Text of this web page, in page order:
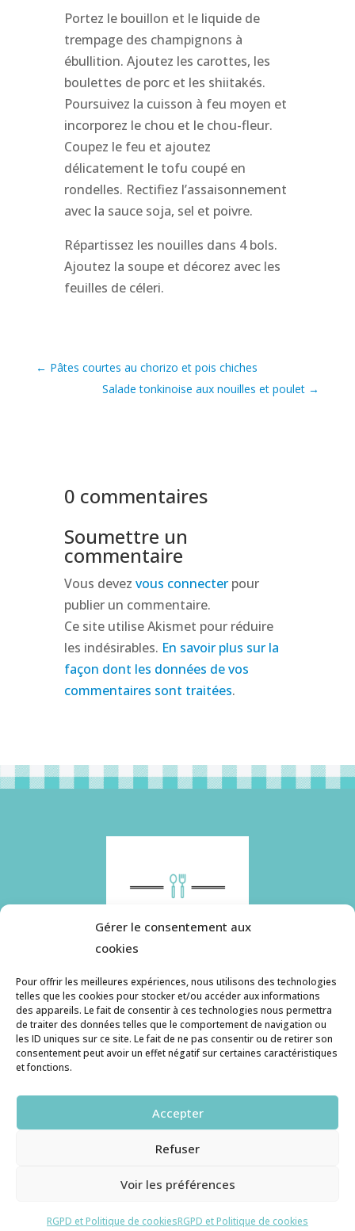
Gérer le consentement aux
cookies
Pour offrir les meilleures expériences, nous utilisons des technologies
telles que les cookies pour stocker et/ou accéder aux informations
des appareils. Le fait de consentir à ces technologies nous permettra
de traiter des données telles que le comportement de navigation ou
les ID uniques sur ce site. Le fait de ne pas consentir ou de retirer son
consentement peut avoir un effet négatif sur certaines caractéristiques
et fonctions.
Accepter
Refuser
Voir les préférences
RGPD et Politique de cookiesRGPD et Politique de cookies
Portez le bouillon et le liquide de
trempage des champignons à
ébullition. Ajoutez les carottes, les
boulettes de porc et les shiitakés.
Poursuivez la cuisson à feu moyen et
incorporez le chou et le chou-fleur.
Coupez le feu et ajoutez
délicatement le tofu coupé en
rondelles. Rectifiez l’assaisonnement
avec la sauce soja, sel et poivre.
Répartissez les nouilles dans 4 bols.
Ajoutez la soupe et décorez avec les
feuilles de céleri.
← Pâtes courtes au chorizo et pois chiches
Salade tonkinoise aux nouilles et poulet →
0 commentaires
Soumettre un
commentaire
Vous devez vous connecterpour
publier un commentaire.
Ce site utilise Akismet pour réduire
les indésirables. En savoir plus sur la
façon dont les données de vos
commentaires sont traitées.
Histoire de pâtes utilise des cookies. Pour en
savoir plus, ainsi que sur la politique de
confidentialité, cliquez ici.
Contact
histoiredepates@gmail.com